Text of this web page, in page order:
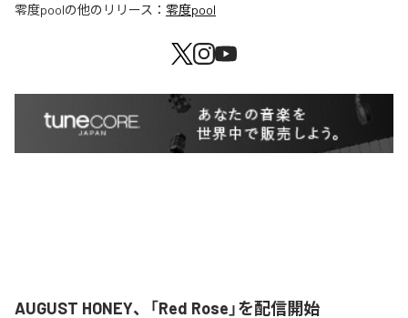
零度poolの他のリリース： 零度pool
AUGUST HONEY、「Red Rose」を配信開始